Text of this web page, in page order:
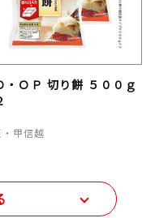
・ＯＰ 切り餅 ５００ｇ
甲信越